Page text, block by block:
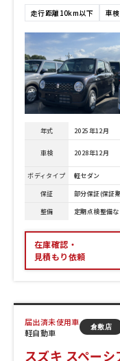
走行距離10km以下 車
年式 2025年12月
車検 2028年12月
ボディタイプ
軽セダン
保証
部分保証(保証
整備
定期点検整備な
在庫確認・
見積もり依頼
届出済未使用車
軽自動車
倉敷店
スズキ スペー